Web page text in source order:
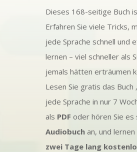
Dieses 168-seitige Buch
Erfahren Sie viele Tricks,
jede Sprache schnell und
lernen – viel schneller als
jemals hätten erträumen
Lesen Sie gratis das Buch
jede Sprache in nur 7
als PDF oder hören Sie es
Audiobuchan, und lernen
zwei Tage lang